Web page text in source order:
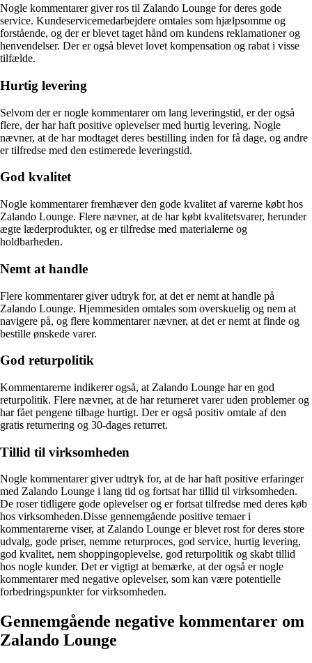
Nogle kommentarer giver ros til Zalando Lounge for deres gode
service. Kundeservicemedarbejdere omtales som hjælpsomme og
forstående, og der er blevet taget hånd om kundens reklamationer og
henvendelser. Der er også blevet lovet kompensation og rabat i visse
tilfælde.
Hurtig levering
Selvom der er nogle kommentarer om lang leveringstid, er der også
flere, der har haft positive oplevelser med hurtig levering. Nogle
nævner, at de har modtaget deres bestilling inden for få dage, og andre
er tilfredse med den estimerede leveringstid.
God kvalitet
Nogle kommentarer fremhæver den gode kvalitet af varerne købt hos
Zalando Lounge. Flere nævner, at de har købt kvalitetsvarer, herunder
ægte læderprodukter, og er tilfredse med materialerne og
holdbarheden.
Nemt at handle
Flere kommentarer giver udtryk for, at det er nemt at handle på
Zalando Lounge. Hjemmesiden omtales som overskuelig og nem at
navigere på, og flere kommentarer nævner, at det er nemt at finde og
bestille ønskede varer.
God returpolitik
Kommentarerne indikerer også, at Zalando Lounge har en god
returpolitik. Flere nævner, at de har returneret varer uden problemer og
har fået pengene tilbage hurtigt. Der er også positiv omtale af den
gratis returnering og 30-dages returret.
Tillid til virksomheden
Nogle kommentarer giver udtryk for, at de har haft positive erfaringer
med Zalando Lounge i lang tid og fortsat har tillid til virksomheden.
De roser tidligere gode oplevelser og er fortsat tilfredse med deres køb
hos virksomheden.Disse gennemgående positive temaer i
kommentarerne viser, at Zalando Lounge er blevet rost for deres store
udvalg, gode priser, nemme returproces, god service, hurtig levering,
god kvalitet, nem shoppingoplevelse, god returpolitik og skabt tillid
hos nogle kunder. Det er vigtigt at bemærke, at der også er nogle
kommentarer med negative oplevelser, som kan være potentielle
forbedringspunkter for virksomheden.
Gennemgående negative kommentarer om
Zalando Lounge